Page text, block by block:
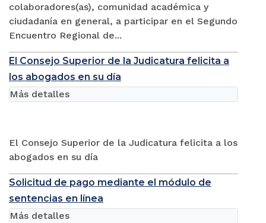
colaboradores(as), comunidad académica y
ciudadanía en general, a participar en el Segundo
Encuentro Regional de...
El Consejo Superior de la Judicatura felicita a
los abogados en su día
El Consejo Superior de la Judicatura felicita a los
abogados en su día
Más detalles
Solicitud de pago mediante el módulo de
sentencias en línea
Más detalles